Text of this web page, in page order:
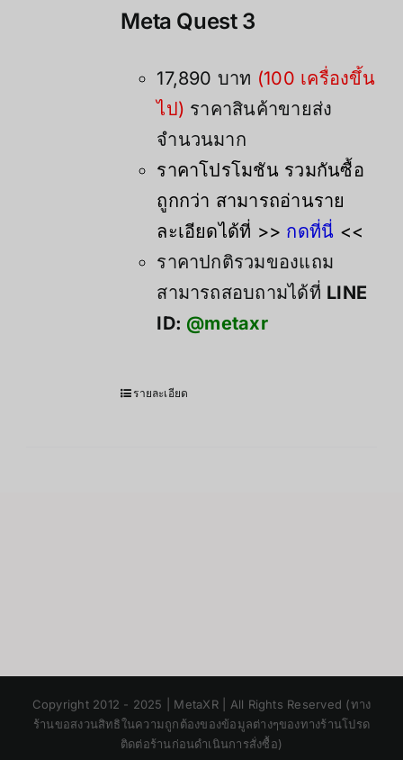
Meta Quest 3
17,890 บาท (100 เครื่องขึ้น
ไป) ราคาสินค้าขายส่ง
จำนวนมาก
ราคาโปรโมชัน รวมกันซื้อ
ถูกกว่า สามารถอ่านราย
ละเอียดได้ที่ >> กดที่นี่ <<
ราคาปกติรวมของแถม
สามารถสอบถามได้ที่ LINE
ID: @metaxr
รายละเอียด
Copyright 2012 - 2025 | MetaXR | All Rights Reserved (ทาง
ร้านขอสงวนสิทธิในความถูกต้องของข้อมูลต่างๆของทางร้านโปรด
ติดต่อร้านก่อนดำเนินการสั่งซื้อ)Chinese